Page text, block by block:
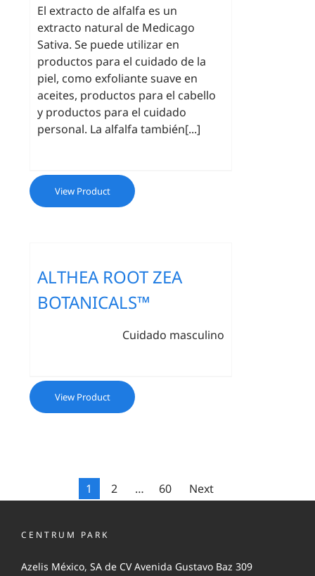
El extracto de alfalfa es un
extracto natural de Medicago
Sativa. Se puede utilizar en
productos para el cuidado de la
piel, como exfoliante suave en
aceites, productos para el cabello
y productos para el cuidado
personal. La alfalfa también[...]
View Product
ALTHEA ROOT ZEA
BOTANICALS™
Cuidado masculino
View Product
1 2 … 60 Next
CENTRUM PARK
Azelis México, SA de CV Avenida Gustavo Baz 309